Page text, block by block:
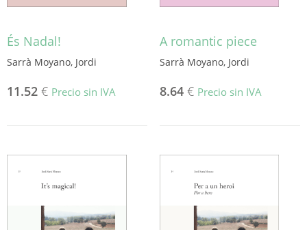
És Nadal!
Sarrà Moyano, Jordi
11.52 € Precio sin IVA
A romantic piece
Sarrà Moyano, Jordi
8.64 € Precio sin IVA